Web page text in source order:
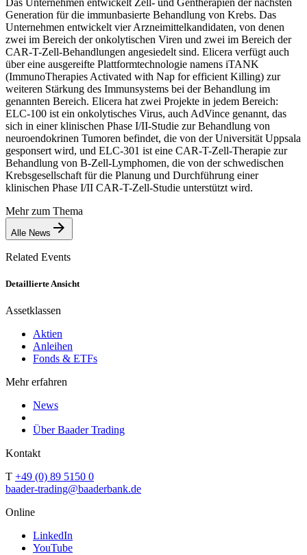
Generation für die immunbasierte Behandlung von Krebs. Das
Unternehmen entwickelt vier Arzneimittelkandidaten, von denen
zwei im Bereich der onkolytischen Viren und zwei im Bereich der
CAR-T-Zell-Behandlungen angesiedelt sind. Elicera verfügt auch
über eine ausgereifte Plattformtechnologie namens iTANK
(ImmunoTherapies Activated with Nap for efficient Killing) zur
weiteren Stärkung des Immunsystems bei der Behandlung im
genannten Bereich. Elicera hat zwei Projekte in jedem Bereich:
ELC-100 ist ein onkolytisches Virus, auch AdVince genannt, das
sich in einer klinischen Phase I/II-Studie zur Behandlung von
neuroendokrinen Tumoren befindet, die von der Universität Uppsala
gesponsert wird, und ELC-301 ist eine CAR-T-Zell-Therapie zur
Behandlung von B-Zell-Lymphomen, die von der schwedischen
Krebsgesellschaft für die Planung und Durchführung einer
klinischen Phase I/II CAR-T-Zell-Studie unterstützt wird.
Mehr zum Thema
Alle News
Related Events
Detaillierte Ansicht
Assetklassen
Aktien
Anleihen
Fonds & ETFs
Mehr erfahren
News
Über Baader Trading
Kontakt
T +49 (0) 89 5150 0
baader-trading@baaderbank.de
Online
LinkedIn
YouTube